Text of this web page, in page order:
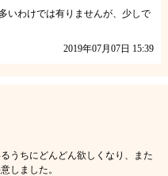
いわけでは有りませんが、少しで
2019年07月07日 15:39
うちにどんどん欲しくなり、また
しました。